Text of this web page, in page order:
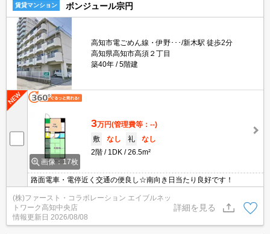
賃貸マンション ボンジュール宗円
高知市電ごめん線・伊野･･･/新木駅 徒歩2分
高知県高知市高須２丁目
築40年
5階建
画像：17枚
3万円(管理費等：--)
敷
なし 礼
なし
2階
1DK 26.5m²
路面電車・電停近く交通の便良し☆南向き日当たり良好です！
(株)ファースト・コラボレーション エイブルネッ
トワーク高知中央店
情報更新日 2026/08/08
詳細を見る